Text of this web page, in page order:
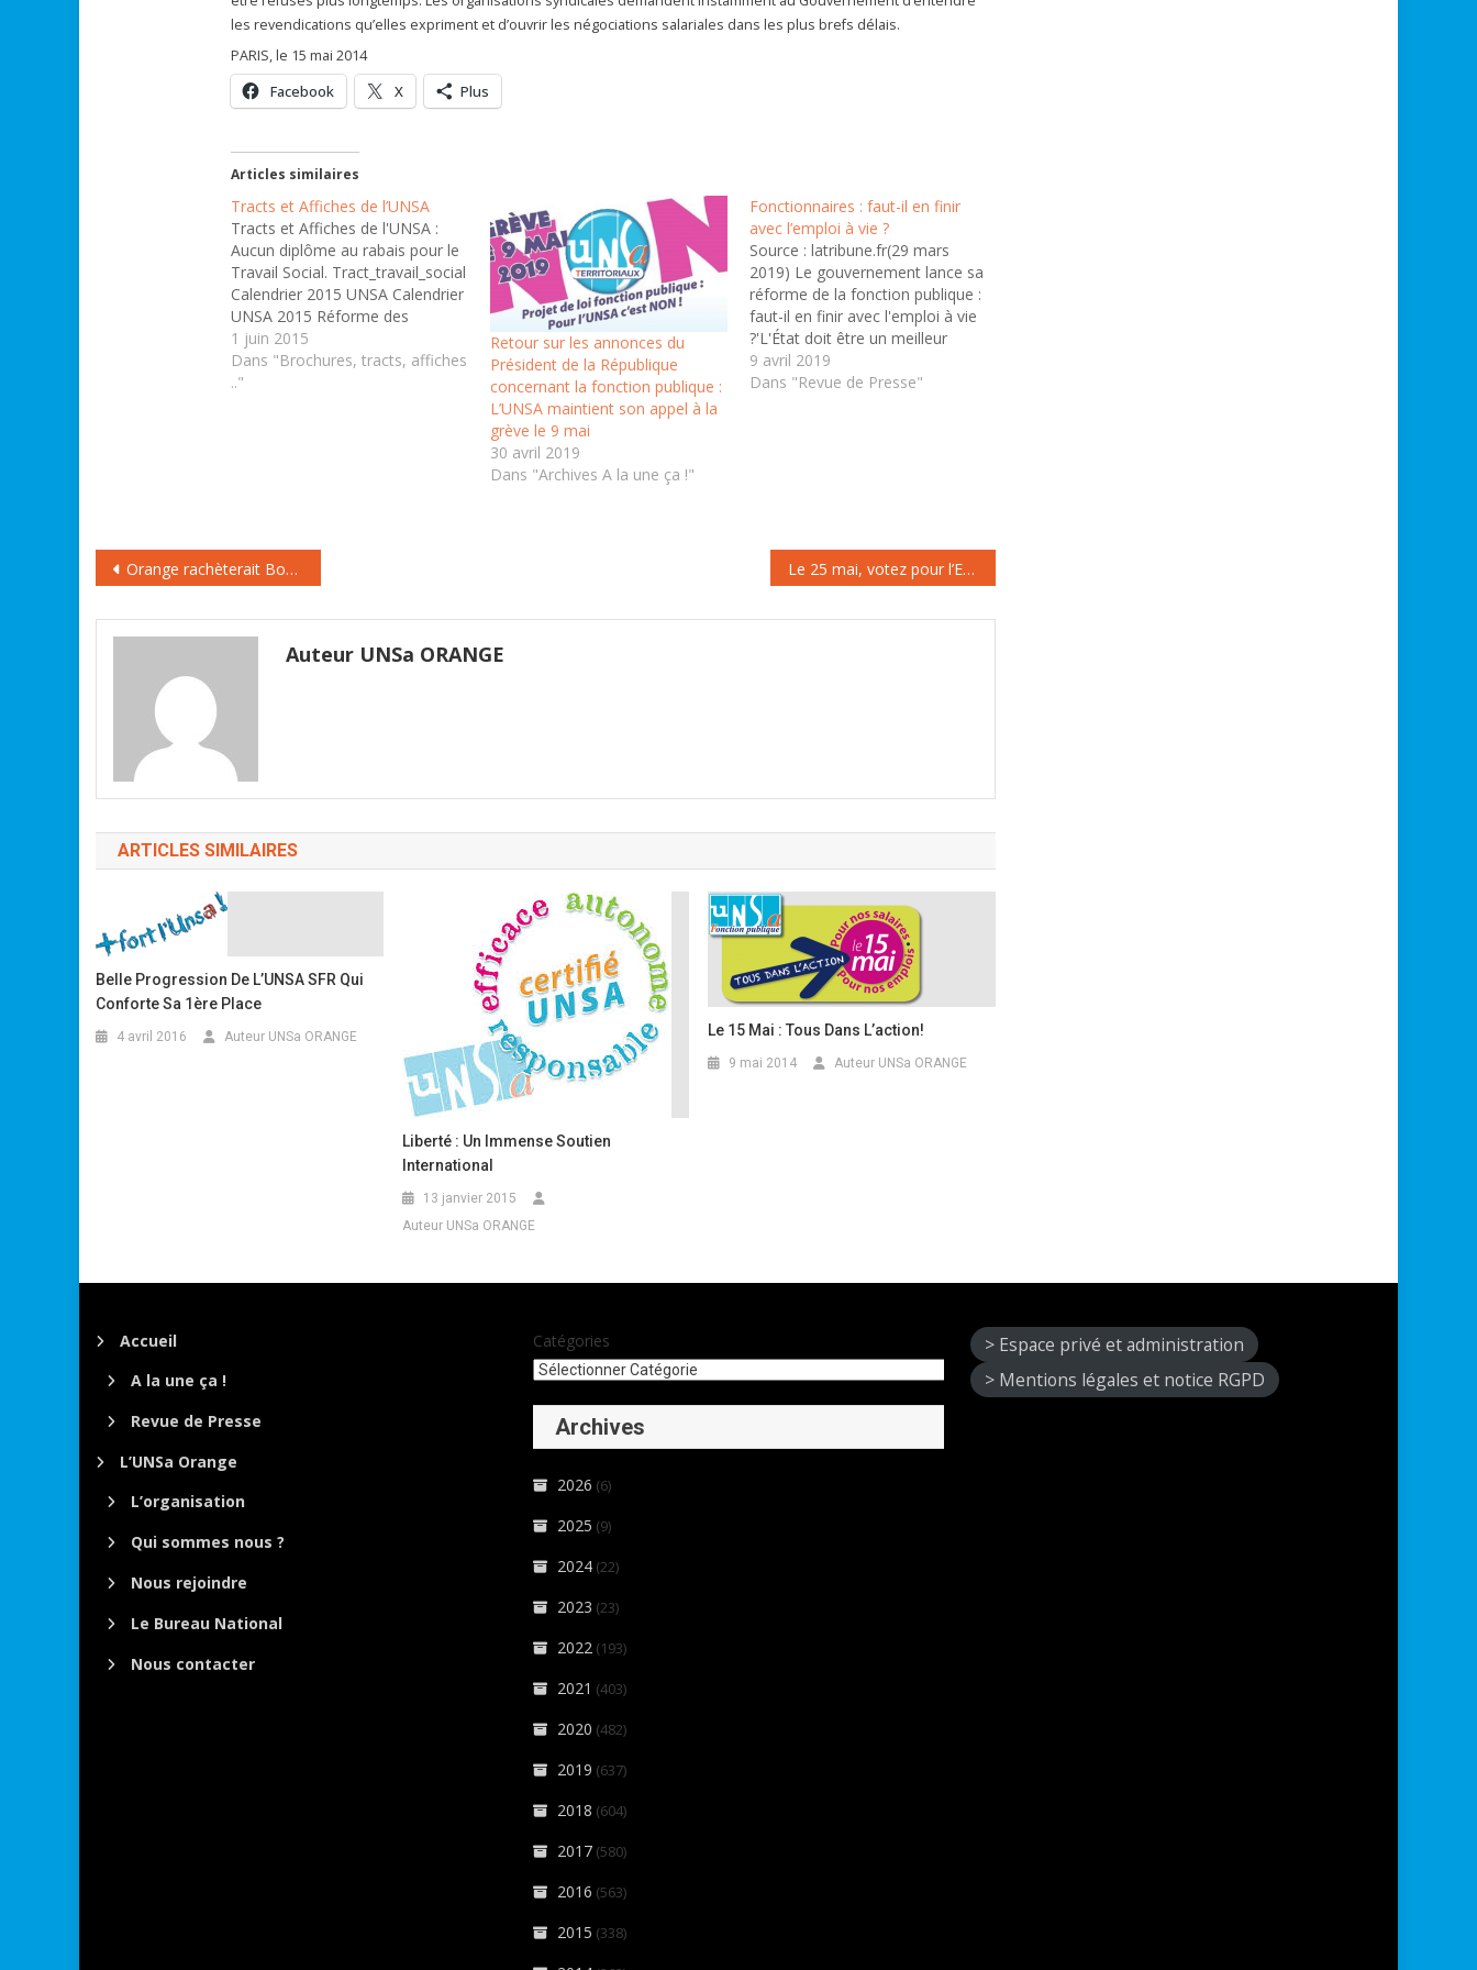
les revendications qu’elles expriment et d’ouvrir les négociations salariales dans les plus brefs délais.
PARIS, le 15 mai 2014
Facebook X Plus
Articles similaires
Tracts et Affiches de l’UNSA
Tracts et Affiches de l'UNSA :
Aucun diplôme au rabais pour le
Travail Social. Tract_travail_social
Calendrier 2015 UNSA Calendrier
UNSA 2015 Réforme des
retraites Fonction Publique
Réforme des retraite Fonction
Publique Affichette : tout ce que
1 juin 2015
Dans "Brochures, tracts, affiches
.."
Retour sur les annonces du
Président de la République
concernant la fonction publique :
L’UNSA maintient son appel à la
grève le 9 mai
30 avril 2019
Dans "Archives A la une ça !"
Fonctionnaires : faut-il en finir
avec l’emploi à vie ?
Source : latribune.fr(29 mars
2019) Le gouvernement lance sa
réforme de la fonction publique :
faut-il en finir avec l'emploi à vie
?'L'État doit être un meilleur
DRH', selon Gérald Darmanin, le
ministre de l'Action et des
9 avril 2019
Dans "Revue de Presse"
Navigation
de
l’article
Orange rachèterait Bouygues Télécom ? Le 25 mai, votez pour l’Europe sociale !
Auteur UNSa ORANGE
ARTICLES SIMILAIRES
Belle Progression De L’UNSA SFR Qui
Conforte Sa 1ère Place
4 avril 2016 Auteur UNSa ORANGE
Liberté : Un Immense Soutien
International
13 janvier 2015
Auteur UNSa ORANGE
Le 15 Mai : Tous Dans L’action!
9 mai 2014 Auteur UNSa ORANGE
Accueil
A la une ça !
Revue de Presse
L’UNSa Orange
L’organisation
Qui sommes nous ?
Nous rejoindre
Le Bureau National
Nous contacter
Catégories
Archives
2026 (6)
2025 (9)
2024 (22)
2023 (23)
2022 (193)
2021 (403)
2020 (482)
2019 (637)
2018 (604)
2017 (580)
2016 (563)
2015 (338)
> Espace privé et administration
> Mentions légales et notice RGPD